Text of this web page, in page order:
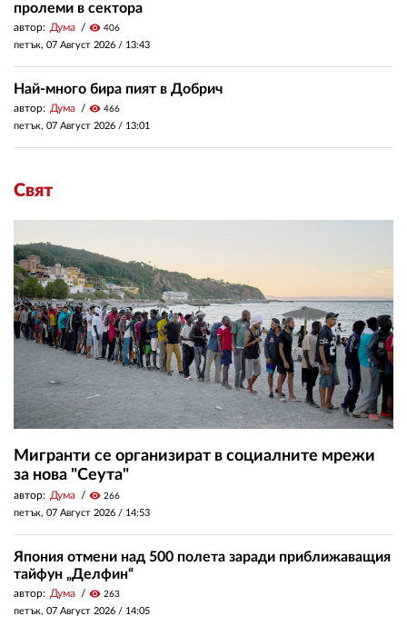
пролеми в сектора
автор: Дума visibility 406
петък, 07 Август 2026 / 13:43
Най-много бира пият в Добрич
автор: Дума visibility 466
петък, 07 Август 2026 / 13:01
Свят
Мигранти се организират в социалните мрежи
за нова "Сеута"
автор: Дума visibility 266
петък, 07 Август 2026 / 14:53
Япония отмени над 500 полета заради приближаващия
тайфун „Делфин“
автор: Дума visibility 263
петък, 07 Август 2026 / 14:05